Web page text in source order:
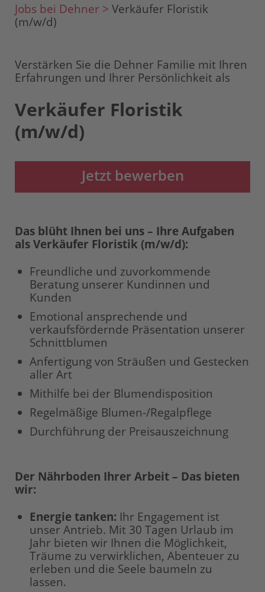
Jobs bei Dehner > Verkäufer Floristik
(m/w/d)
Verstärken Sie die Dehner Familie mit Ihren
Erfahrungen und Ihrer Persönlichkeit als
Verkäufer Floristik
(m/w/d)
Jetzt bewerben
Das blüht Ihnen bei uns – Ihre Aufgaben
als Verkäufer Floristik (m/w/d):
Freundliche und zuvorkommende
Beratung unserer Kundinnen und
Kunden
Emotional ansprechende und
verkaufsfördernde Präsentation unserer
Schnittblumen
Anfertigung von Sträußen und Gestecken
aller Art
Mithilfe bei der Blumendisposition
Regelmäßige Blumen-/Regalpflege
Durchführung der Preisauszeichnung
Der Nährboden Ihrer Arbeit – Das bieten
wir:
Energie tanken: Ihr Engagement ist
unser Antrieb. Mit 30 Tagen Urlaub im
Jahr bieten wir Ihnen die Möglichkeit,
Träume zu verwirklichen, Abenteuer zu
erleben und die Seele baumeln zu
lassen.